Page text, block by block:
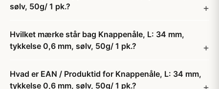
sølv, 50g/ 1 pk.?
Hvilket mærke står bag Knappenåle, L: 34 mm,
tykkelse 0,6 mm, sølv, 50g/ 1 pk.?
Hvad er EAN / Produktid for Knappenåle, L: 34 mm,
tykkelse 0,6 mm, sølv, 50g/ 1 pk.?